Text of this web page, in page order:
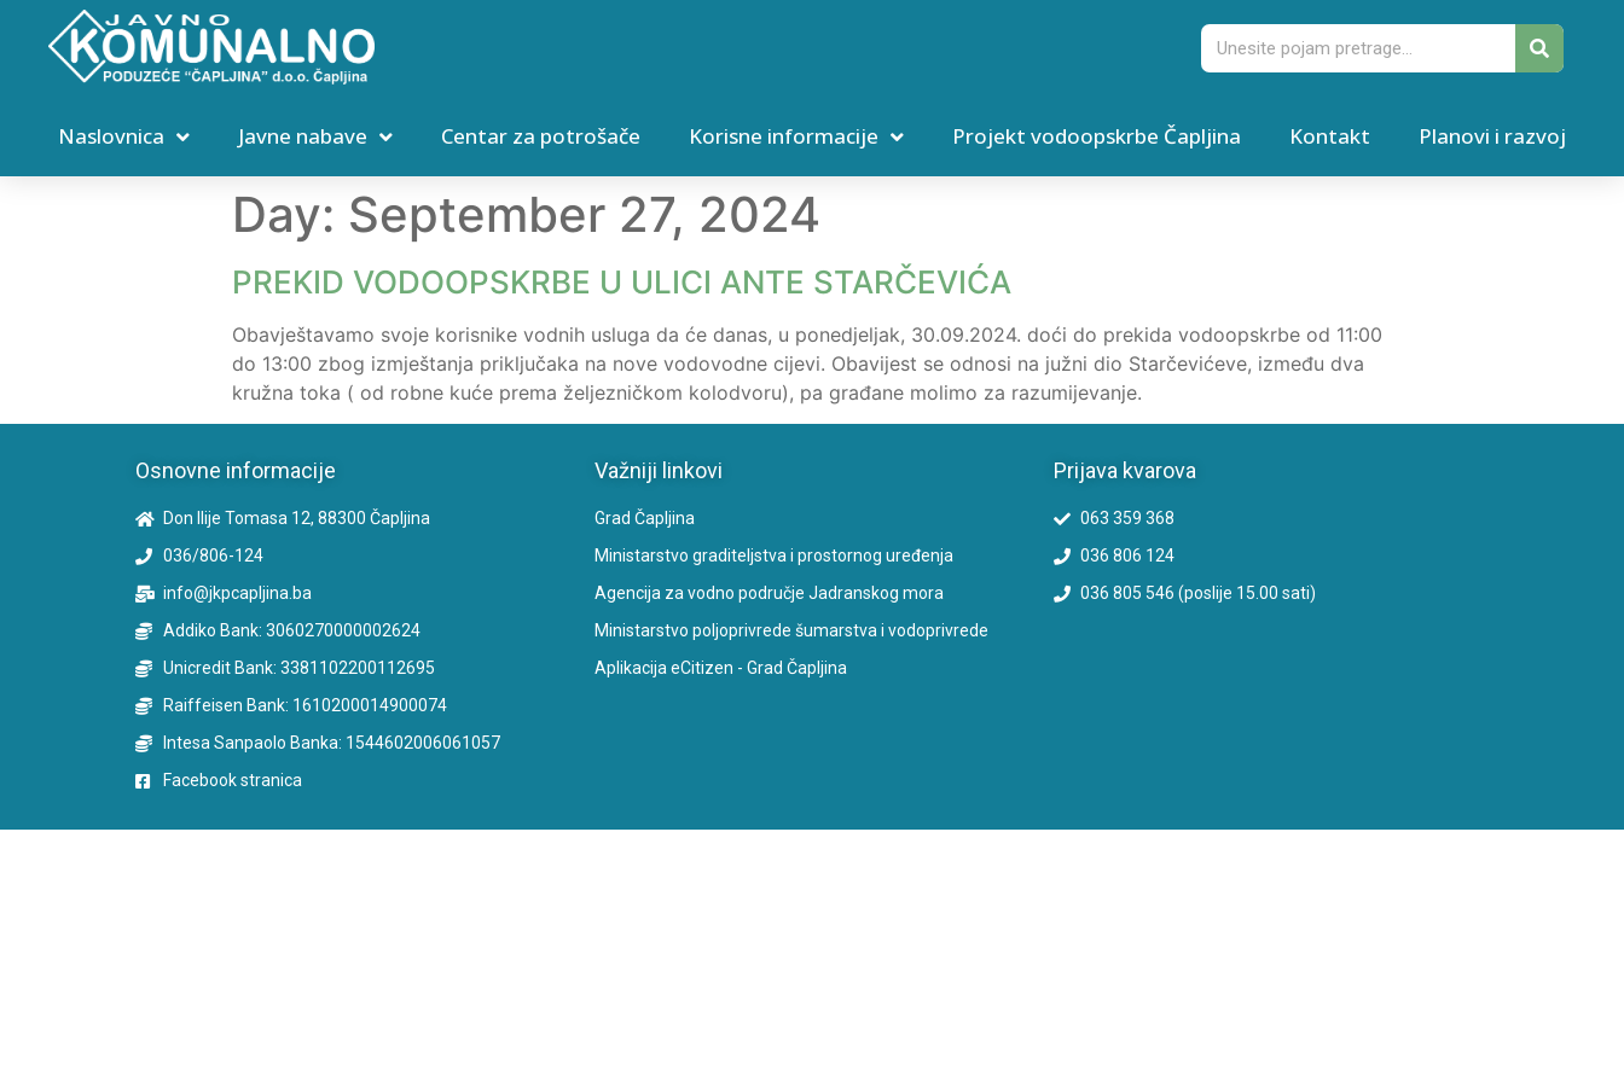
Naslovnica Javne nabave Centar za potrošače Korisne informacije Projekt vodoopskrbe Čapljina Kontakt Planovi i razvoj
Day: September 27, 2024
PREKID VODOOPSKRBE U ULICI ANTE STARČEVIĆA
Obavještavamo svoje korisnike vodnih usluga da će danas, u ponedjeljak, 30.09.2024. doći do prekida vodoopskrbe od 11:00
do 13:00 zbog izmještanja priključaka na nove vodovodne cijevi. Obavijest se odnosi na južni dio Starčevićeve, između dva
kružna toka ( od robne kuće prema željezničkom kolodvoru), pa građane molimo za razumijevanje.
Osnovne informacije
Don Ilije Tomasa 12, 88300 Čapljina
036/806-124
info@jkpcapljina.ba
Addiko Bank: 3060270000002624
Unicredit Bank: 3381102200112695
Raiffeisen Bank: 1610200014900074
Intesa Sanpaolo Banka: 1544602006061057
Facebook stranica
Važniji linkovi
Grad Čapljina
Ministarstvo graditeljstva i prostornog uređenja
Agencija za vodno područje Jadranskog mora
Ministarstvo poljoprivrede šumarstva i vodoprivrede
Aplikacija eCitizen - Grad Čapljina
Prijava kvarova
063 359 368
036 806 124
036 805 546 (poslije 15.00 sati)